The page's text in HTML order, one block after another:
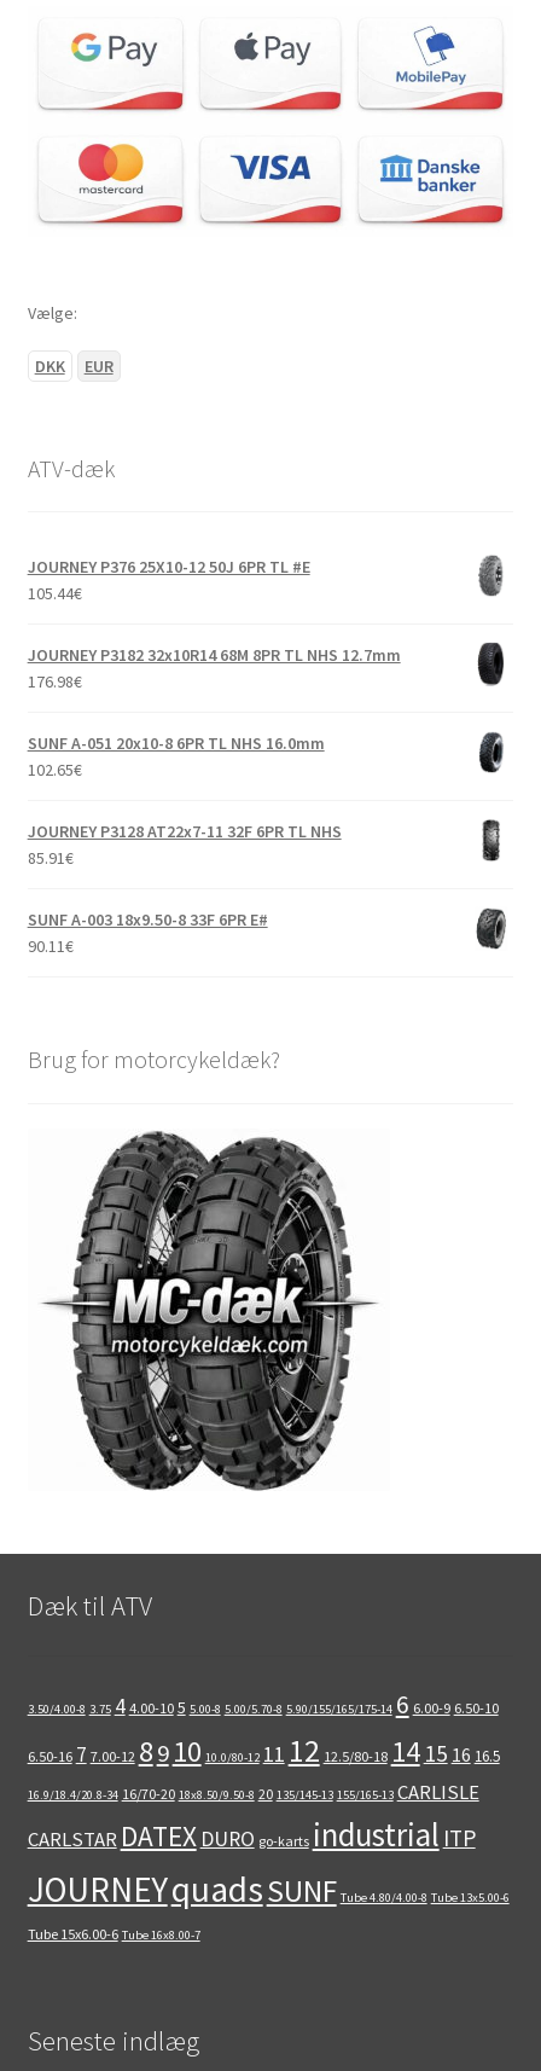
Vælge:
DKK EUR
ATV-dæk
JOURNEY P376 25X10-12 50J 6PR TL #E
105.44€
JOURNEY P3182 32x10R14 68M 8PR TL NHS 12.7mm
176.98€
SUNF A-051 20x10-8 6PR TL NHS 16.0mm
102.65€
JOURNEY P3128 AT22x7-11 32F 6PR TL NHS
85.91€
SUNF A-003 18x9.50-8 33F 6PR E#
90.11€
Brug for motorcykeldæk?
Dæk til ATV
3.50/4.00-8 3.75 4 4.00-10 5 5.00-8 5.00/5.70-8 5.90/155/165/175-14 6 6.00-9 6.50-10
6.50-16 7 7.00-12 89 10 10.0/80-12 11 12 12.5/80-18 14 15 16 16.5
16.9/18.4/20.8-34 16/70-20 18x8.50/9.50-8 20 135/145-13 155/165-13 CARLISLE
CARLSTAR DATEX DURO go-karts industrial ITP
JOURNEYquadsSUNF Tube 4.80/4.00-8 Tube 13x5.00-6
Tube 15x6.00-6 Tube 16x8.00-7
Seneste indlæg